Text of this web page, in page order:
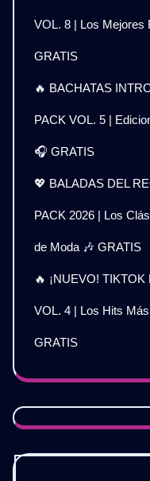
VOL. 8 | Los Mejores
GRATIS
🔥 BACHATAS
PACK VOL. 5 |
🎧 GRATIS
💖 BALADAS DEL
PACK 2026 | Los
de Moda 🎶 GRATIS
🔥 ¡NUEVO!
VOL. 4 | Los Hits
GRATIS